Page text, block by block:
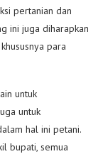
pertanian dan
ini juga diharapkan
para
untuk
untuk
hal ini petani.
bupati, semua